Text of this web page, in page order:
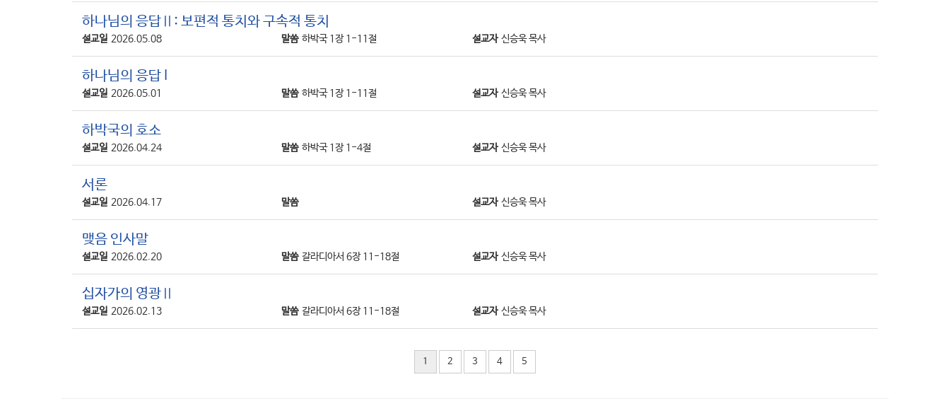
하나님의 응답Ⅱ: 보편적 통치와 구속적 통치
설교일 2026.05.08 말씀 하박국 1장 1-11절 설교자 신승욱 목사
하나님의 응답 I
설교일 2026.05.01 말씀 하박국 1장 1-11절 설교자 신승욱 목사
하박국의 호소
설교일 2026.04.24 말씀 하박국 1장 1-4절 설교자 신승욱 목사
서론
설교일 2026.04.17 말씀 설교자 신승욱 목사
맺음 인사말
설교일 2026.02.20 말씀 갈라디아서 6장 11-18절 설교자 신승욱 목사
십자가의 영광Ⅱ
설교일 2026.02.13 말씀 갈라디아서 6장 11-18절 설교자 신승욱 목사
1 2 3 4 5